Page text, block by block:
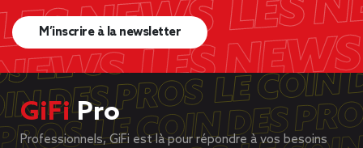
M’inscrire à la newsletter
GiFiPro
Professionnels, GiFi est là pour répondre à vos besoins